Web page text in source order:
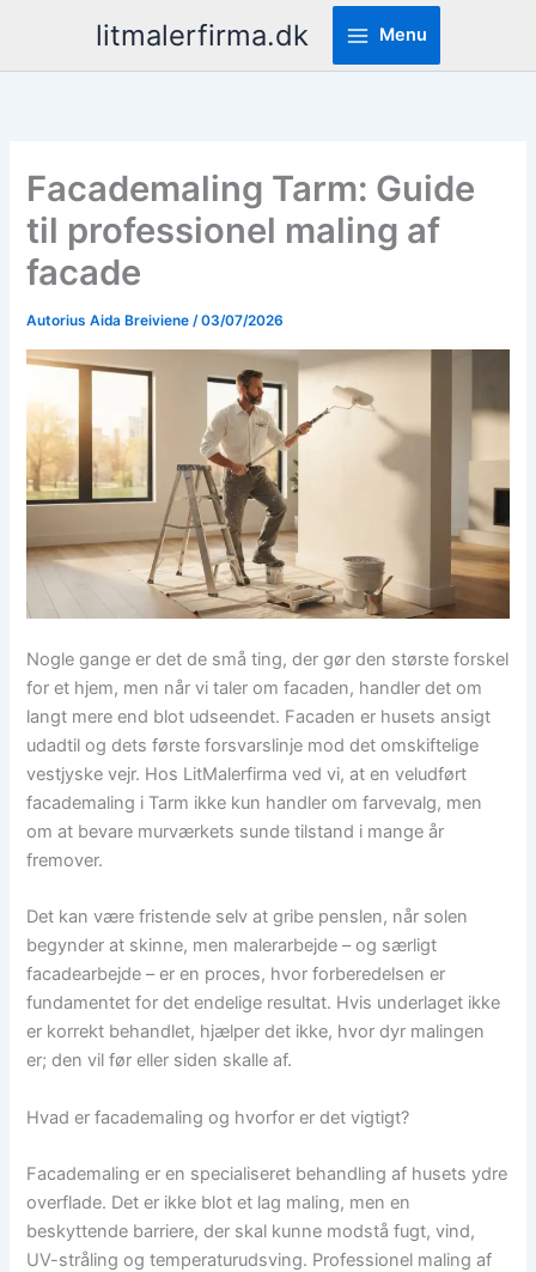
turinio
litmalerfirma.dk Menu
Facademaling Tarm: Guide
til professionel maling af
facade
Autorius Aida Breiviene/03/07/2026
Nogle gange er det de små ting, der gør den største forskel
for et hjem, men når vi taler om facaden, handler det om
langt mere end blot udseendet. Facaden er husets ansigt
udadtil og dets første forsvarslinje mod det omskiftelige
vestjyske vejr. Hos LitMalerfirma ved vi, at en veludført
facademaling i Tarm ikke kun handler om farvevalg, men
om at bevare murværkets sunde tilstand i mange år
fremover.
Det kan være fristende selv at gribe penslen, når solen
begynder at skinne, men malerarbejde – og særligt
facadearbejde – er en proces, hvor forberedelsen er
fundamentet for det endelige resultat. Hvis underlaget ikke
er korrekt behandlet, hjælper det ikke, hvor dyr malingen
er; den vil før eller siden skalle af.
Hvad er facademaling og hvorfor er det vigtigt?
Facademaling er en specialiseret behandling af husets ydre
overflade. Det er ikke blot et lag maling, men en
beskyttende barriere, der skal kunne modstå fugt, vind,
UV-stråling og temperaturudsving. Professionel maling af